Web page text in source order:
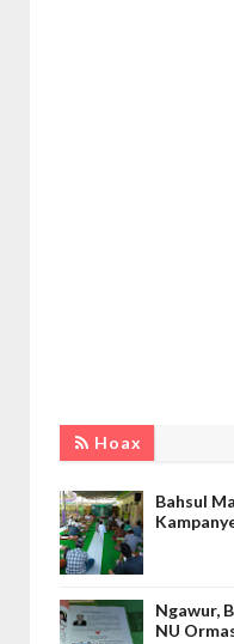
Hoax
Bahsul
Ngawur,
NU